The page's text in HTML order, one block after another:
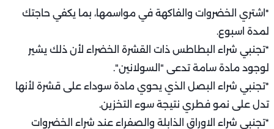
*اشتري الخضروات والفاكهة في مواسمها، بما يكفي حاجتك
لمدة اسبوع.
*تجنبي شراء البطاطس ذات القشرة الخضراء لأن ذلك يشير
لوجود مادة سامة تدعى "السولانين".
*تجنبي شراء البصل الذي يحوي مادة سوداء على قشرة لأنها
تدل على نمو فطري نتيجة سوء التخزين.
*تجنبي شراء الاوراق الذابلة والصفراء عند شراء الخضروات